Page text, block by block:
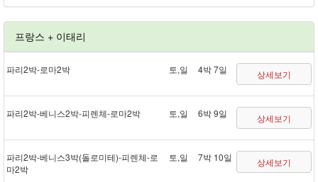
프랑스 + 이태리
파리 2박 - 로마 2박 토,일 4박 7일 상세보기
파리 2박 - 베니스 2박 - 피렌체 - 로마 2박 토,일 6박 9일 상세보기
파리 2박 - 베니스 3박(돌로미테) - 피렌체 - 로
마 2박
토,일 7박 10일 상세보기